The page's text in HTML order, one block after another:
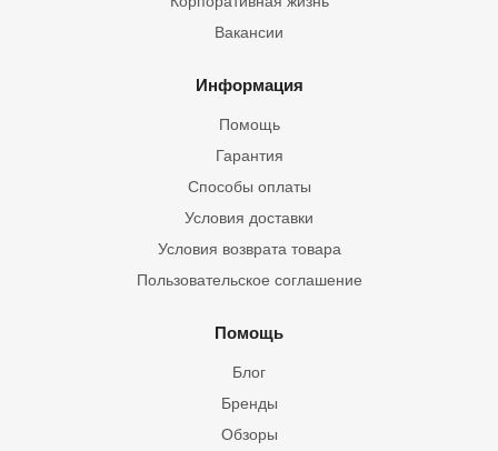
Вакансии
Информация
Помощь
Гарантия
Способы оплаты
Условия доставки
Условия возврата товара
Пользовательское соглашение
Помощь
Блог
Бренды
Обзоры